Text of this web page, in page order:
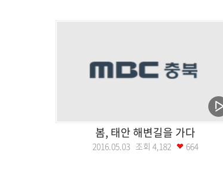
봄, 태안 해변길을 가다
2016.05.03 조회 4,182 664